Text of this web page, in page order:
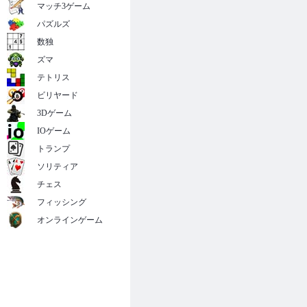
マッチ3ゲーム
パズルズ
数独
ズマ
テトリス
ビリヤード
3Dゲーム
IOゲーム
トランプ
ソリティア
チェス
フィッシング
オンラインゲーム